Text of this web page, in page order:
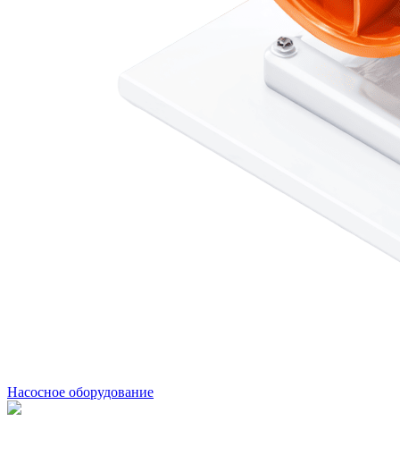
Насосное оборудование